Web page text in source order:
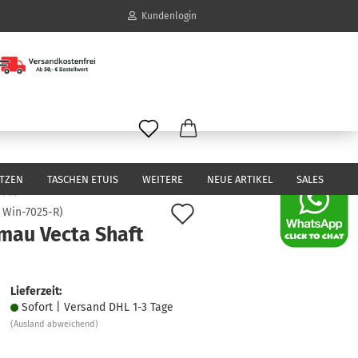
Kundenlogin
vergessen?
TASCHEN ETUIS NEUE ARTIKEL SALES
WEITERE
Win-7025-R)
Vecta Shaft
Lieferzeit:
Sofort | Versand DHL 1-3 Tage
(Ausland abweichend)